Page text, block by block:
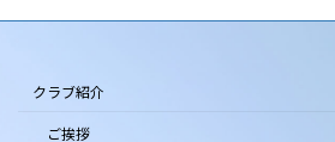
クラブ紹介
ご挨拶